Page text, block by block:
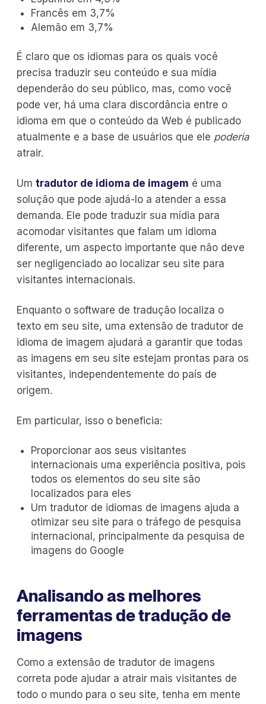
Francês em 3,7%
Alemão em 3,7%
É claro que os idiomas para os quais você
precisa traduzir seu conteúdo e sua mídia
dependerão do seu público, mas, como você
pode ver, há uma clara discordância entre o
idioma em que o conteúdo da Web é publicado
atualmente e a base de usuários que ele poderia
atrair.
Um tradutor de idioma de imagem é uma
solução que pode ajudá-lo a atender a essa
demanda. Ele pode traduzir sua mídia para
acomodar visitantes que falam um idioma
diferente, um aspecto importante que não deve
ser negligenciado ao localizar seu site para
visitantes internacionais.
Enquanto o software de tradução localiza o
texto em seu site, uma extensão de tradutor de
idioma de imagem ajudará a garantir que todas
as imagens em seu site estejam prontas para os
visitantes, independentemente do país de
origem.
Em particular, isso o beneficia:
Proporcionar aos seus visitantes
internacionais uma experiência positiva, pois
todos os elementos do seu site são
localizados para eles
Um tradutor de idiomas de imagens ajuda a
otimizar seu site para o tráfego de pesquisa
internacional, principalmente da pesquisa de
imagens do Google
Analisando as melhores
ferramentas de tradução de
imagens
Como a extensão de tradutor de imagens
correta pode ajudar a atrair mais visitantes de
todo o mundo para o seu site, tenha em mente